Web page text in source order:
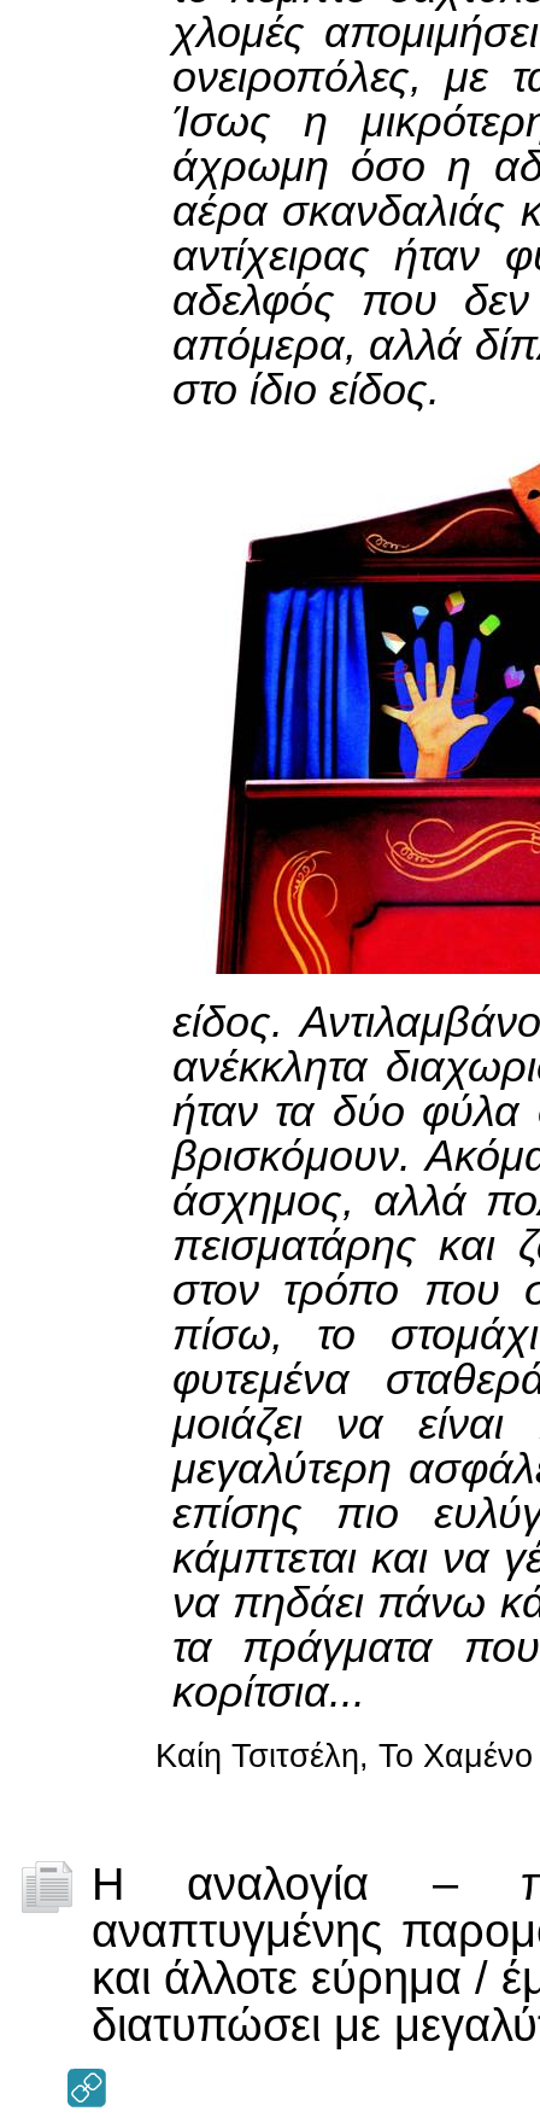
χλομές
ονειροπόλες, με
Ίσως η
άχρωμη όσο η
αέρα σκανδαλιάς
αντίχειρας ήταν
αδελφός που δεν
απόμερα, αλλά
στο ίδιο είδος.
είδος.
ανέκκλητα
ήταν τα δύο φύλα
βρισκόμουν.
άσχημος, αλλά
πεισματάρης
στον τρόπο που
πίσω, το
φυτεμένα
μοιάζει να
μεγαλύτερη
επίσης πιο
κάμπτεται και να
να πηδάει πάνω
τα πράγματα
κορίτσια...
Καίη Τσιτσέλη, Το
Η αναλογία –
αναπτυγμένης
και άλλοτε εύρημα /
διατυπώσει με